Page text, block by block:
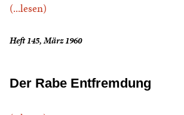
(...lesen)
Heft 145, März 1960
Der Rabe Entfremdung